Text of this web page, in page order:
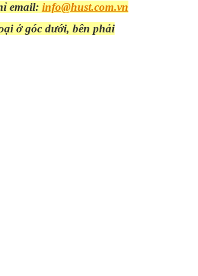
email: info@hust.com.vn
ở góc dưới, bên phải